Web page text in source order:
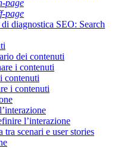
page
page
diagnostica SEO: Search
dei contenuti
i contenuti
contenuti
i contenuti
l’interazione
tra scenari e user stories